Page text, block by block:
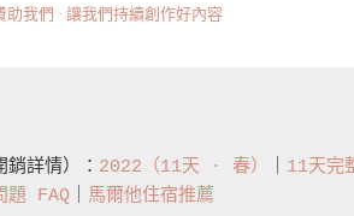
助我們 · 讓我們持續創作好內容
詳情）： 2022（11天 · 春）
11天完
題 FAQ
馬爾他住宿推薦